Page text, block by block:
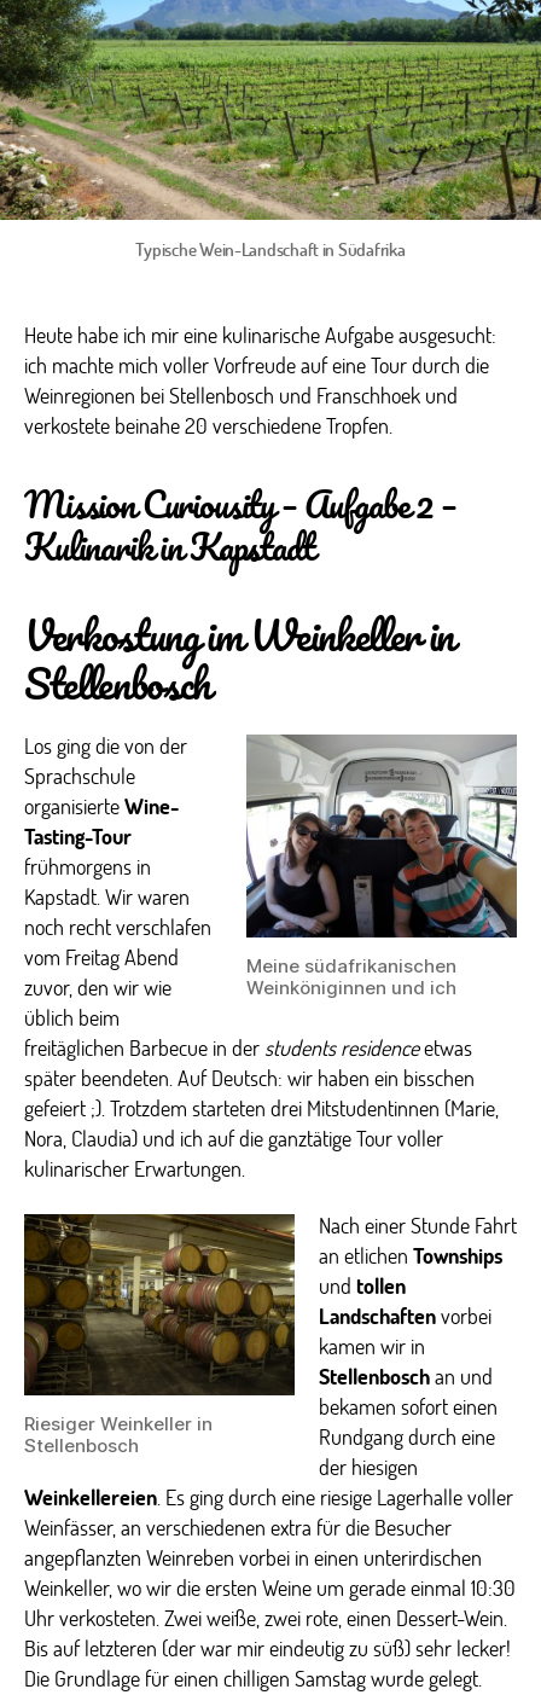
Typische Wein-Landschaft in Südafrika
Heute habe ich mir eine kulinarische Aufgabe ausgesucht:
ich machte mich voller Vorfreude auf eine Tour durch die
Weinregionen bei Stellenbosch und Franschhoek und
verkostete beinahe 20 verschiedene Tropfen.
Mission Curiousity – Aufgabe 2 –
Kulinarik in Kapstadt
Verkostung im Weinkeller in
Stellenbosch
Meine südafrikanischen
Weinköniginnen und ich
Los ging die von der
Sprachschule
organisierteWine-
Tasting-Tour
frühmorgens in
Kapstadt. Wir waren
noch recht verschlafen
vom Freitag Abend
zuvor, den wir wie
üblich beim
freitäglichen Barbecue in der students residenceetwas
später beendeten. Auf Deutsch: wir haben ein bisschen
gefeiert ;). Trotzdem starteten drei Mitstudentinnen (Marie,
Nora, Claudia) und ich auf die ganztätige Tour voller
kulinarischer Erwartungen.
Riesiger Weinkeller in
Stellenbosch
Nach einer Stunde Fahrt
an etlichen Townships
und tollen
Landschaftenvorbei
kamen wir in
Stellenboschan und
bekamen sofort einen
Rundgang durch eine
der hiesigen
Weinkellereien. Es ging durch eine riesige Lagerhalle voller
Weinfässer, an verschiedenen extra für die Besucher
angepflanzten Weinreben vorbei in einen unterirdischen
Weinkeller, wo wir die ersten Weine um gerade einmal 10:30
Uhr verkosteten. Zwei weiße, zwei rote, einen Dessert-Wein.
Bis auf letzteren (der war mir eindeutig zu süß) sehr lecker!
Die Grundlage für einen chilligen Samstag wurde gelegt.